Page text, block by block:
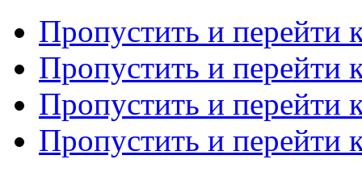
Пропустить и перейти
Пропустить и перейти
Пропустить и перейти
Пропустить и перейти